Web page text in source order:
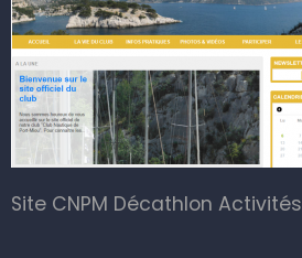
Site CNPM Décathlon Activités